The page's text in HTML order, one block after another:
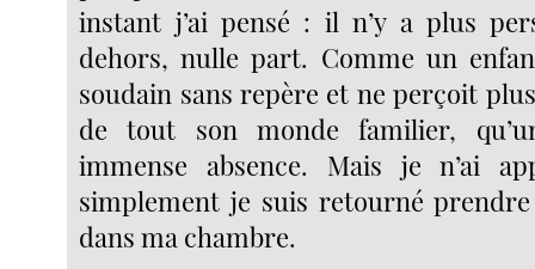
instant j’ai pensé : il n’y a plus
dehors, nulle part. Comme un
soudain sans repère et ne perçoit
de tout son monde familier,
immense absence. Mais je n’ai
simplement je suis retourné prendre
dans ma chambre.